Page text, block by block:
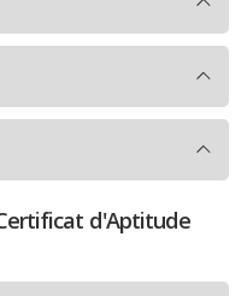
d'Aptitude